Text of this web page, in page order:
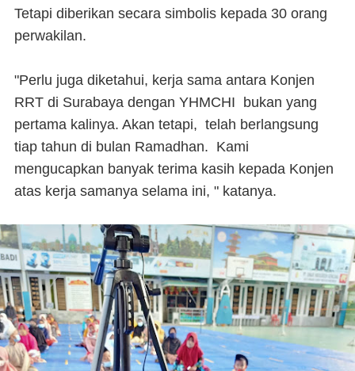
Tetapi diberikan secara simbolis kepada 30 orang
perwakilan.
"Perlu juga diketahui, kerja sama antara Konjen
RRT di Surabaya dengan YHMCHI bukan yang
pertama kalinya. Akan tetapi, telah berlangsung
tiap tahun di bulan Ramadhan. Kami
mengucapkan banyak terima kasih kepada Konjen
atas kerja samanya selama ini, " katanya.